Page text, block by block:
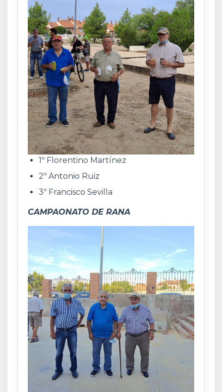
1º Florentino Martínez
2º Antonio Ruiz
3º Francisco Sevilla
CAMPAONATO DE RANA